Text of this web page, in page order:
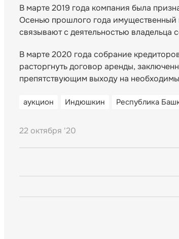
В марте 2019 года компания была
Осенью прошлого года имущественный
связывают с деятельностью владельца
В марте 2020 года собрание
расторгнуть договор аренды,
препятствующим выходу на
аукцион Индюшкин Республика
22 октября '20